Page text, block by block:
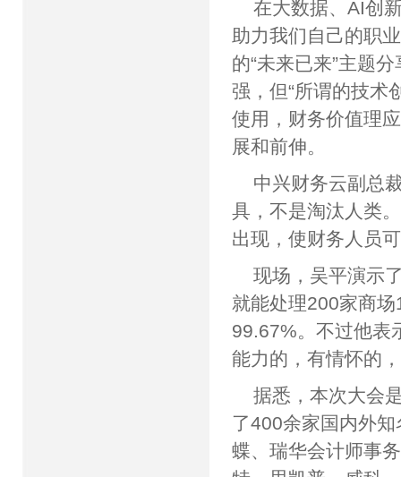
在大数据、AI创
助力我们自己的职
的“未来已来”主题
强，但“所谓的技术
使用，财务价值理
展和前伸。
中兴财务云副总
具，不是淘汰人类
出现，使财务人员
现场，吴平演示
就能处理200家商
99.67%。不过他表
能力的，有情怀
据悉，本次大会
了400余家国内外
蝶、瑞华会计师事